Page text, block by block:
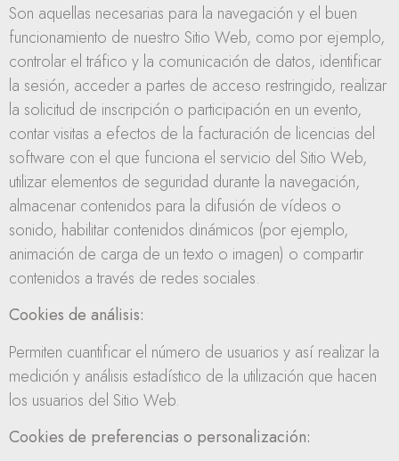
Son aquellas necesarias para la navegación y el buen
funcionamiento de nuestro Sitio Web, como por ejemplo,
controlar el tráfico y la comunicación de datos, identificar
la sesión, acceder a partes de acceso restringido, realizar
la solicitud de inscripción o participación en un evento,
contar visitas a efectos de la facturación de licencias del
software con el que funciona el servicio del Sitio Web,
utilizar elementos de seguridad durante la navegación,
almacenar contenidos para la difusión de vídeos o
sonido, habilitar contenidos dinámicos (por ejemplo,
animación de carga de un texto o imagen) o compartir
contenidos a través de redes sociales.
Cookies de análisis:
Permiten cuantificar el número de usuarios y así realizar la
medición y análisis estadístico de la utilización que hacen
los usuarios del Sitio Web.
Cookies de preferencias o personalización: